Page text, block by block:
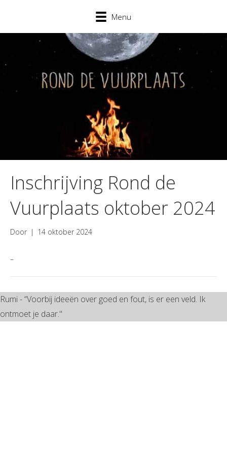
Menu
Inschrijving Rond de
Vuurplaats oktober 2024
Door | 14 oktober 2024
–
Rumi - “Voorbij ideeën over goed en fout, is er een veld. Ik
ontmoet je daar."